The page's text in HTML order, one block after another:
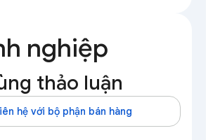
nghiệp
thảo luận
hệ với bộ phận bán hàng